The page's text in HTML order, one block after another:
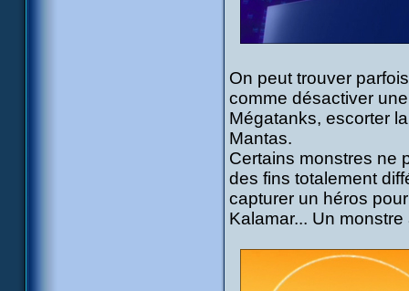
On peut trouver
comme désactiver
Mégatanks, escorter
Mantas.
Certains monstres ne
des fins totalement
capturer un héros
Kalamar... Un